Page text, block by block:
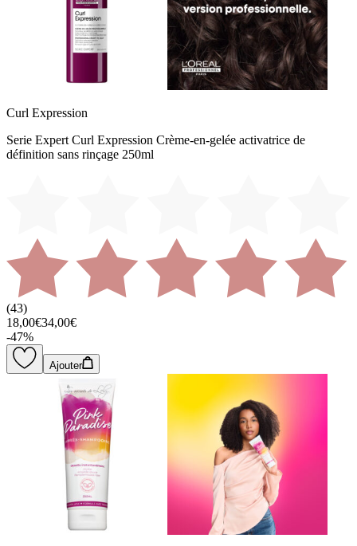
Curl Expression
Serie Expert Curl Expression Crème-en-gelée activatrice de
définition sans rinçage 250ml
(43)
18,00€34,00€
-47%
Ajouter